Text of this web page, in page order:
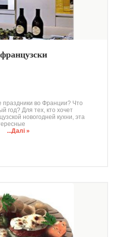
праздники во Франции? Что
год? Для тех, кто хочет
новогодней кухни, эта
...Далі »